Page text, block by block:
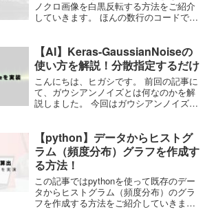
ノクロ画像を白黒反転する方法をご紹介
していきます。 ほんの数行のコードで完
というライブライを使用します。 インス
トールし...
【AI】Keras-GaussianNoiseの
使い方を解説！分散指定するだけ
こんにちは、ヒガシです。 前回の記事に
て、ガウシアンノイズとは何なのかを解
説しました。 今回はガウシアンノイズを
っていきましょう！ Keras-Gaussia...
【python】データからヒストグ
ラム（頻度分布）グラフを作成す
る方法！
この記事ではpythonを使って既存のデー
タからヒストグラム（頻度分布）のグラ
フを作成する方法をご紹介していきま